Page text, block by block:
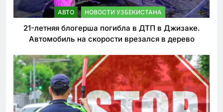
АВТО НОВОСТИ УЗБЕКИСТАНА
21-летняя блогерша погибла в ДТП в Джизаке.
Автомобиль на скорости врезался в дерево